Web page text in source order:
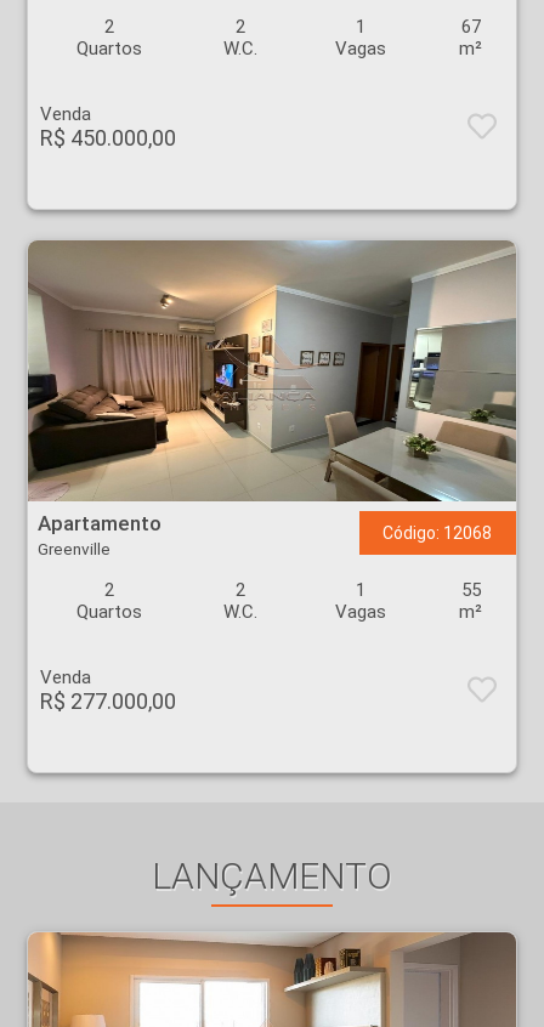
2
Quartos
2
W.C.
1
Vagas
67
m²
Venda
R$ 450.000,00
Apartamento - Greenville - Ribeirão Preto
Apartamento
Greenville
Código: 12068
2
Quartos
2
W.C.
1
Vagas
55
m²
Venda
R$ 277.000,00
LANÇAMENTO